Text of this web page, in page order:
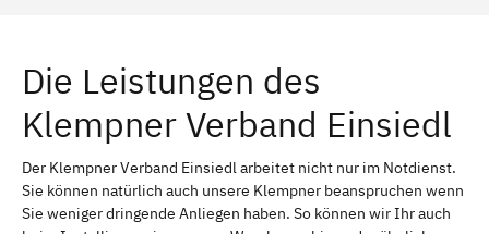
Die Leistungen des
Klempner Verband Einsiedl
Der Klempner Verband Einsiedl arbeitet nicht nur im Notdienst.
Sie können natürlich auch unsere Klempner beanspruchen wenn
Sie weniger dringende Anliegen haben. So können wir Ihr auch